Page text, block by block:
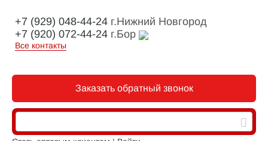
+7 (929) 048-44-24 г.Нижний Новгород
+7 (920) 072-44-24 г.Бор
Все контакты
Заказать обратный звонок